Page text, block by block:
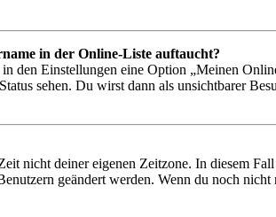
in der Online-Liste auftaucht?
den Einstellungen eine Option „Meinen
sehen. Du wirst dann als unsichtbarer
nicht deiner eigenen Zeitzone. In diesem
geändert werden. Wenn du noch